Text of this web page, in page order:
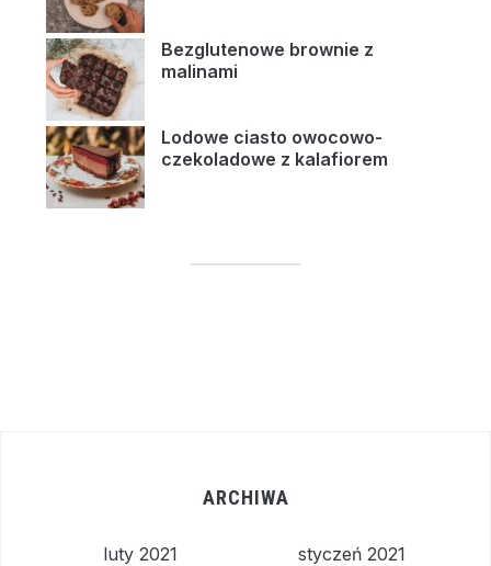
Bezglutenowe brownie z
malinami
Lodowe ciasto owocowo-
czekoladowe z kalafiorem
ARCHIWA
luty 2021
styczeń 2021